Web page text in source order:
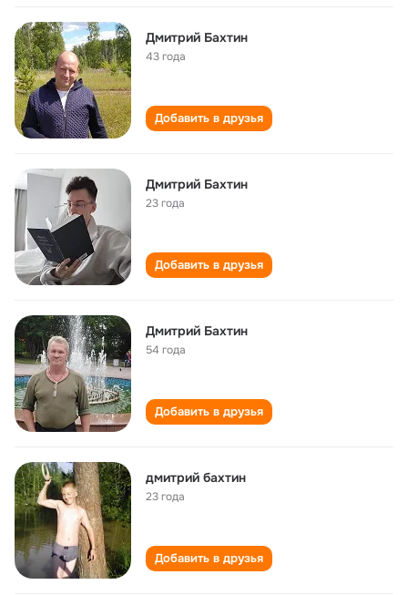
Дмитрий Бахтин
43 года
Добавить в друзья
Дмитрий Бахтин
23 года
Добавить в друзья
Дмитрий Бахтин
54 года
Добавить в друзья
дмитрий бахтин
23 года
Добавить в друзья